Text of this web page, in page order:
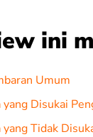
ini
Umum
yang Disukai
yang Tidak